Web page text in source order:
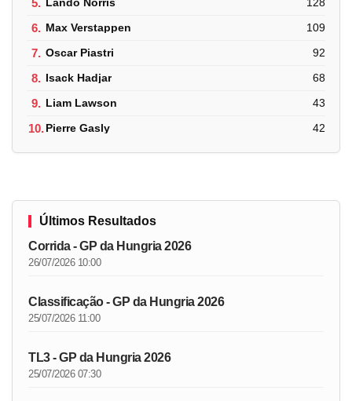
6. Max Verstappen 109
7. Oscar Piastri 92
8. Isack Hadjar 68
9. Liam Lawson 43
10.Pierre Gasly 42
Últimos Resultados
Corrida - GP da Hungria 2026
26/07/2026 10:00
Classificação - GP da Hungria 2026
25/07/2026 11:00
TL3 - GP da Hungria 2026
25/07/2026 07:30